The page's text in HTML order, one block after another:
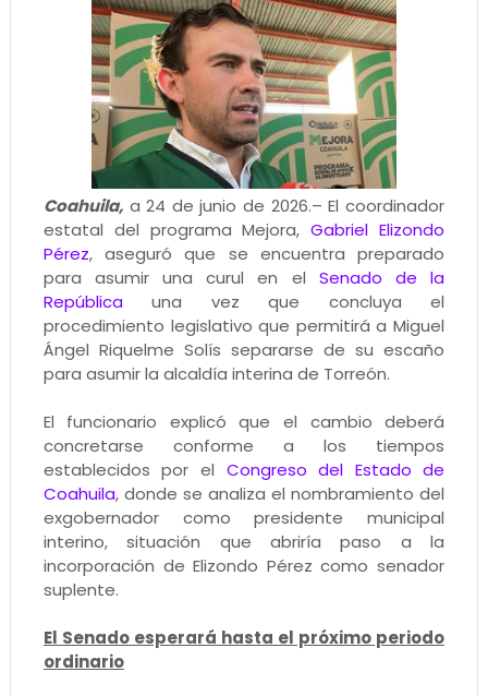
Coahuila,a 24 de junio de 2026.– El coordinador
estatal del programa Mejora,Gabriel Elizondo
Pérez, aseguró que se encuentra preparado
para asumir una curul en el Senado de la
Repúblicauna vez que concluya el
procedimiento legislativo que permitirá a Miguel
Ángel Riquelme Solís separarse de su escaño
para asumir la alcaldía interina de Torreón.
El funcionario explicó que el cambio deberá
concretarse conforme a los tiempos
establecidos por el Congreso del Estado de
Coahuila, donde se analiza el nombramiento del
exgobernador como presidente municipal
interino, situación que abriría paso a la
incorporación de Elizondo Pérez como senador
suplente.
El Senado esperará hasta el próximo periodo
ordinario